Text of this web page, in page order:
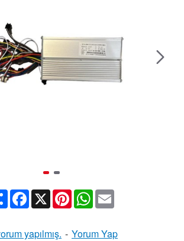
ShareFacebook
X PinterestWhatsApp
Email
yapılmış. - Yorum Yap